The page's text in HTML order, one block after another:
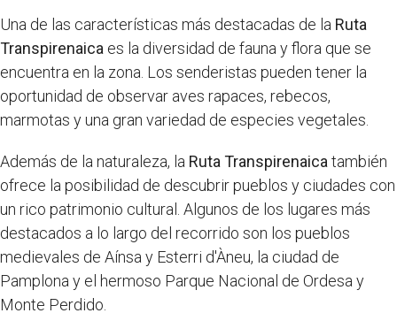
Una de las características más destacadas de la Ruta
Transpirenaica es la diversidad de fauna y flora que se
encuentra en la zona. Los senderistas pueden tener la
oportunidad de observar aves rapaces, rebecos,
marmotas y una gran variedad de especies vegetales.
Además de la naturaleza, la Ruta Transpirenaica también
ofrece la posibilidad de descubrir pueblos y ciudades con
un rico patrimonio cultural. Algunos de los lugares más
destacados a lo largo del recorrido son los pueblos
medievales de Aínsa y Esterri d'Àneu, la ciudad de
Pamplona y el hermoso Parque Nacional de Ordesa y
Monte Perdido.